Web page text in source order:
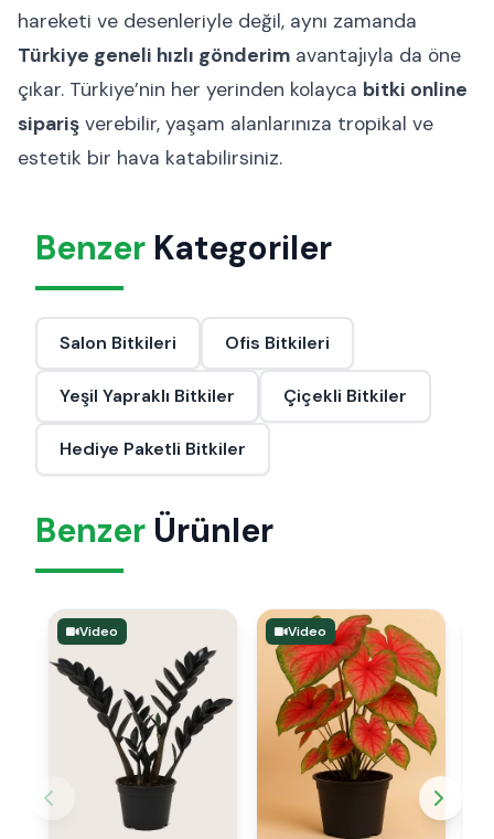
hareketi ve desenleriyle değil, aynı zamanda
Türkiye geneli hızlı gönderim avantajıyla da öne
çıkar. Türkiye’nin her yerinden kolayca bitki online
sipariş verebilir, yaşam alanlarınıza tropikal ve
estetik bir hava katabilirsiniz.
Benzer Kategoriler
Salon Bitkileri Ofis Bitkileri
Yeşil Yapraklı Bitkiler Çiçekli Bitkiler
Hediye Paketli Bitkiler
Benzer Ürünler
Video Video